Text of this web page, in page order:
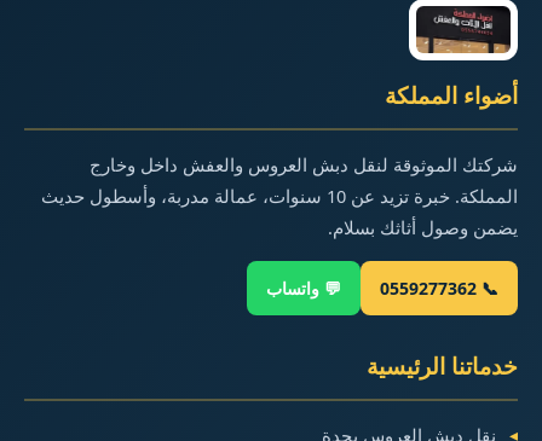
في
الطائف
أضواء المملكة
شركتك الموثوقة لنقل دبش العروس والعفش داخل وخارج
المملكة. خبرة تزيد عن 10 سنوات، عمالة مدربة، وأسطول حديث
يضمن وصول أثاثك بسلام.
📞 0559277362 💬 واتساب
خدماتنا الرئيسية
نقل دبش العروس بجدة